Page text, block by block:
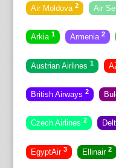
Air Moldova 2 Air
Arkia 1 Armenia 2
Austrian Airlines 1
British Airways 2
Czech Airlines 2
EgyptAir 3 Ellinair 2